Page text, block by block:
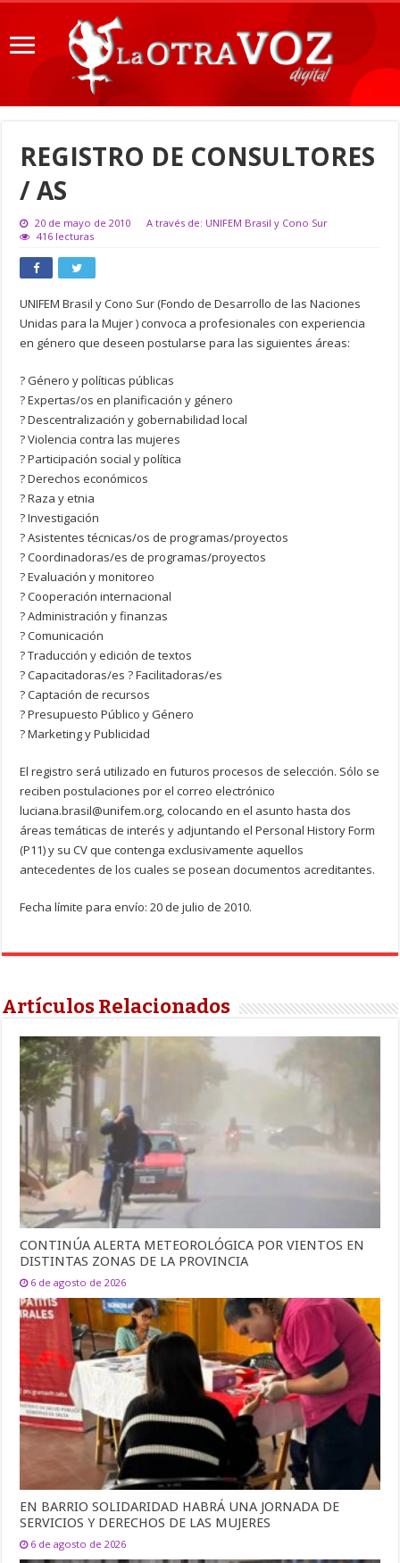
REGISTRO DE CONSULTORES
/ AS
20 de mayo de 2010
A través de: UNIFEM Brasil y Cono Sur
416 lecturas
UNIFEM Brasil y Cono Sur (Fondo de Desarrollo de las Naciones
Unidas para la Mujer ) convoca a profesionales con experiencia
en género que deseen postularse para las siguientes áreas:
? Género y políticas públicas
? Expertas/os en planificación y género
? Descentralización y gobernabilidad local
? Violencia contra las mujeres
? Participación social y política
? Derechos económicos
? Raza y etnia
? Investigación
? Asistentes técnicas/os de programas/proyectos
? Coordinadoras/es de programas/proyectos
? Evaluación y monitoreo
? Cooperación internacional
? Administración y finanzas
? Comunicación
? Traducción y edición de textos
? Capacitadoras/es ? Facilitadoras/es
? Captación de recursos
? Presupuesto Público y Género
? Marketing y Publicidad
El registro será utilizado en futuros procesos de selección. Sólo se
reciben postulaciones por el correo electrónico
luciana.brasil@unifem.org, colocando en el asunto hasta dos
áreas temáticas de interés y adjuntando el Personal History Form
(P11) y su CV que contenga exclusivamente aquellos
antecedentes de los cuales se posean documentos acreditantes.
Fecha límite para envío: 20 de julio de 2010.
Artículos Relacionados
CONTINÚA ALERTA METEOROLÓGICA POR VIENTOS EN
DISTINTAS ZONAS DE LA PROVINCIA
6 de agosto de 2026
EN BARRIO SOLIDARIDAD HABRÁ UNA JORNADA DE
SERVICIOS Y DERECHOS DE LAS MUJERES
6 de agosto de 2026